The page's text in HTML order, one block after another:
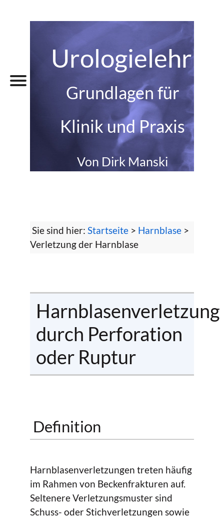
Grundlagen für
Klinik und Praxis
Von Dirk Manski
Sie sind hier: Startseite > Harnblase >
Verletzung der Harnblase
Harnblasenverletzung
durch Perforation
oder Ruptur
Definition
Harnblasenverletzungen treten häufig
im Rahmen von Beckenfrakturen auf.
Seltenere Verletzungsmuster sind
Schuss- oder Stichverletzungen sowie